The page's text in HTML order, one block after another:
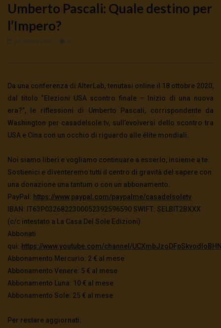
314 0
0
330 0 0
Umberto Pascali: Quale destino per
l’Impero?
Da una conferenza di AlterLab, tenutasi online il 18 ottobre 2020,
dal titolo “Elezioni USA scontro finale – Inizio di una nuova
era?”, le riflessioni di Umberto Pascali, corrispondente da
Washington per casadelsole.tv, sull’evolversi dello scontro tra
USA e Cina con un occhio di riguardo alle élite mondiali.
Noi siamo liberi e vogliamo continuare a esserlo, insieme a te.
Sostienici e diventeremo tutti il centro di gravità del sapere con
una donazione una tantum o con un abbonamento.
PayPal: https://www.paypal.com/paypalme/casadelsoletv
IBAN: IT63P0326822300052392596590 SWIFT: SELBIT2BXXX
(c/c intestato a La Casa Del Sole Edizioni)
Abbonati
qui: https://www.youtube.com/channel/
Abbonamento Mercurio: 2 € al mese
Abbonamento Venere: 5 € al mese
Abbonamento Luna: 10 € al mese
Abbonamento Sole: 25 € al mese
Per restare aggiornati: